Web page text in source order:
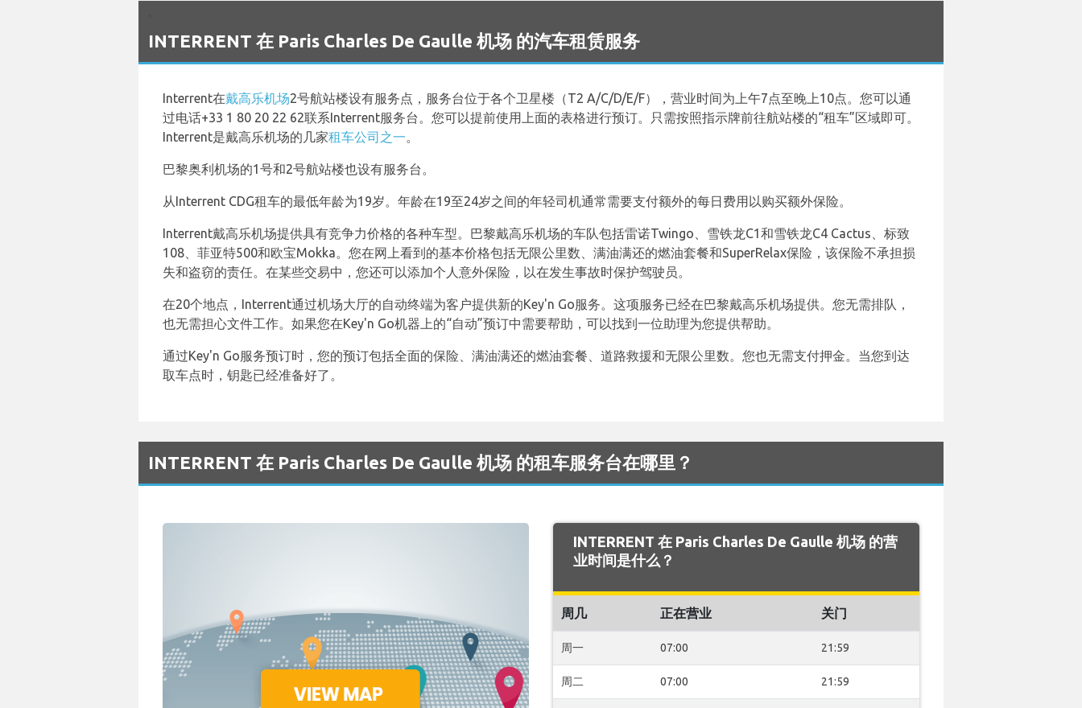
INTERRENT 在 Paris Charles De Gaulle 机场 的汽车租赁服务
Interrent在戴高乐机场2号航站楼设有服务点，服务台位于各个卫星楼（T2 A/C/D/E/F），营业时间为上午7点至晚上10点。您可以通
过电话+33 1 80 20 22 62联系Interrent服务台。您可以提前使用上面的表格进行预订。只需按照指示牌前往航站楼的“租车”区域即可。
Interrent是戴高乐机场的几家租车公司之一。
巴黎奥利机场的1号和2号航站楼也设有服务台。
从Interrent CDG租车的最低年龄为19岁。年龄在19至24岁之间的年轻司机通常需要支付额外的每日费用以购买额外保险。
Interrent戴高乐机场提供具有竞争力价格的各种车型。巴黎戴高乐机场的车队包括雷诺Twingo、雪铁龙C1和雪铁龙C4 Cactus、标致
108、菲亚特500和欧宝Mokka。您在网上看到的基本价格包括无限公里数、满油满还的燃油套餐和SuperRelax保险，该保险不承担损
失和盗窃的责任。在某些交易中，您还可以添加个人意外保险，以在发生事故时保护驾驶员。
在20个地点，Interrent通过机场大厅的自动终端为客户提供新的Key'n Go服务。这项服务已经在巴黎戴高乐机场提供。您无需排队，
也无需担心文件工作。如果您在Key'n Go机器上的“自动”预订中需要帮助，可以找到一位助理为您提供帮助。
通过Key'n Go服务预订时，您的预订包括全面的保险、满油满还的燃油套餐、道路救援和无限公里数。您也无需支付押金。当您到达
取车点时，钥匙已经准备好了。
INTERRENT 在 Paris Charles De Gaulle 机场 的租车服务台在哪里？
INTERRENT 在 Paris Charles De Gaulle 机场 的营
业时间是什么？
周几 正在营业 关门
周一 07:00 21:59
周二 07:00 21:59